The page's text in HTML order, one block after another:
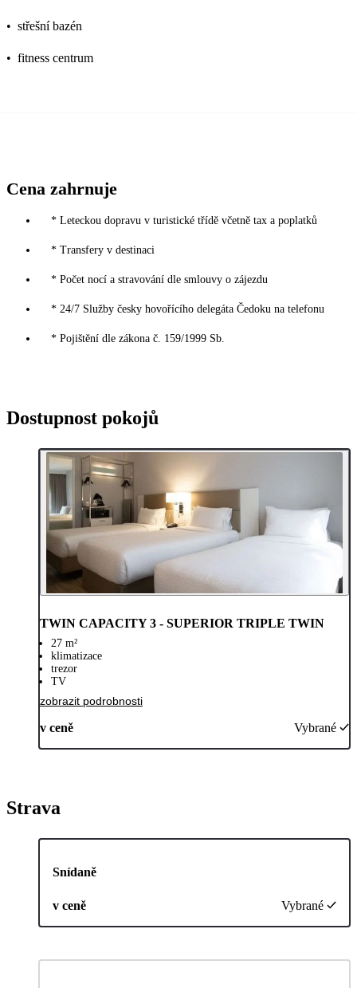
• střešní bazén
• fitness centrum
Cena zahrnuje
* Leteckou dopravu v turistické třídě včetně tax a poplatků
* Transfery v destinaci
* Počet nocí a stravování dle smlouvy o zájezdu
* 24/7 Služby česky hovořícího delegáta Čedoku na telefonu
* Pojištění dle zákona č. 159/1999 Sb.
Dostupnost pokojů
TWIN CAPACITY 3 - SUPERIOR TRIPLE TWIN
27 m²
klimatizace
trezor
TV
zobrazit podrobnosti
v ceně Vybrané
Strava
Snídaně
v ceně Vybrané